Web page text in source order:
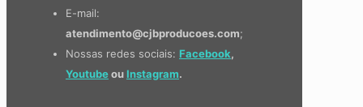
E-mail:
atendimento@cjbproducoes.com;
Nossas redes sociais: Facebook,
Youtubeou Instagram.